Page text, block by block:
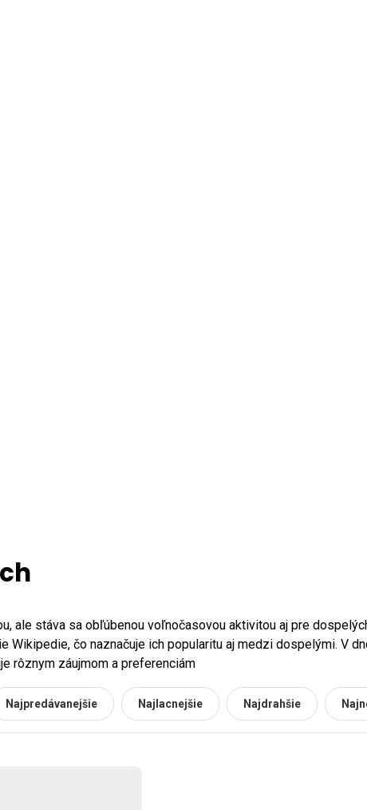
ale stáva sa obľúbenou voľnočasovou aktivitou aj pre
Wikipedie, čo naznačuje ich popularitu aj medzi dospelými. V
rôznym záujmom a preferenciám
záujmy osoby, pre ktorú puzzle kupujete, aby sa vybralo také,
Najpredávanejšie Najlacnejšie Najdrahšie